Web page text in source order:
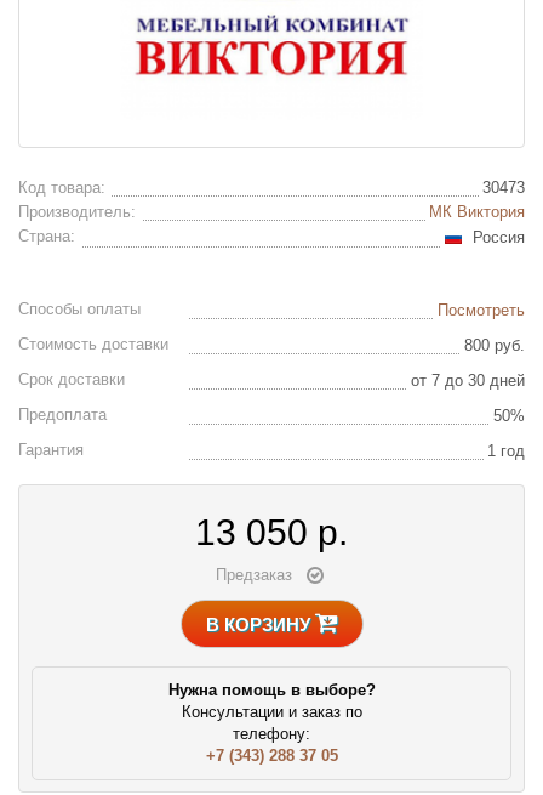
Код товара:
30473
Производитель:
МК Виктория
Страна:
Россия
Способы оплаты
Посмотреть
Стоимость доставки
800 руб.
Срок доставки
от 7 до 30 дней
Предоплата
50%
Гарантия
1 год
13 050 р.
Предзаказ
В КОРЗИНУ
Нужна помощь в выборе?
Консультации и заказ по
телефону:
+7 (343) 288 37 05